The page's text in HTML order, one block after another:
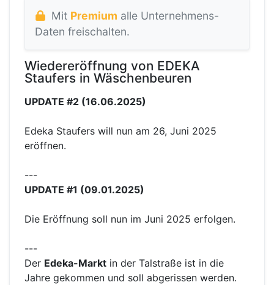
Mit Premium alle Unternehmens-
Daten freischalten.
Wiedereröffnung von EDEKA
Staufers in Wäschenbeuren
UPDATE #2 (16.06.2025)
Edeka Staufers will nun am 26, Juni 2025
eröffnen.
---
UPDATE #1 (09.01.2025)
Die Eröffnung soll nun im Juni 2025 erfolgen.
---
Der Edeka-Markt in der Talstraße ist in die
Jahre gekommen und soll abgerissen werden.